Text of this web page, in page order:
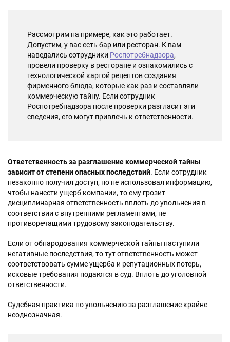
Рассмотрим на примере, как это работает.
Допустим, у вас есть бар или ресторан. К вам
наведались сотрудники Роспотребнадзора,
провели проверку в ресторане и ознакомились с
технологической картой рецептов создания
фирменного блюда, которые как раз и составляли
коммерческую тайну. Если сотрудник
Роспотребнадзора после проверки разгласит эти
сведения, его могут привлечь к ответственности.
Ответственность за разглашение коммерческой тайны
зависит от степени опасных последствий. Если сотрудник
незаконно получил доступ, но не использовал информацию,
чтобы нанести ущерб компании, то ему грозит
дисциплинарная ответственность вплоть до увольнения в
соответствии с внутренними регламентами, не
противоречащими трудовому законодательству.
Если от обнародования коммерческой тайны наступили
негативные последствия, то тут ответственность может
соответствовать сумме ущерба и репутационных потерь,
исковые требования подаются в суд. Вплоть до уголовной
ответственности.
Судебная практика по увольнению за разглашение крайне
неоднозначная.